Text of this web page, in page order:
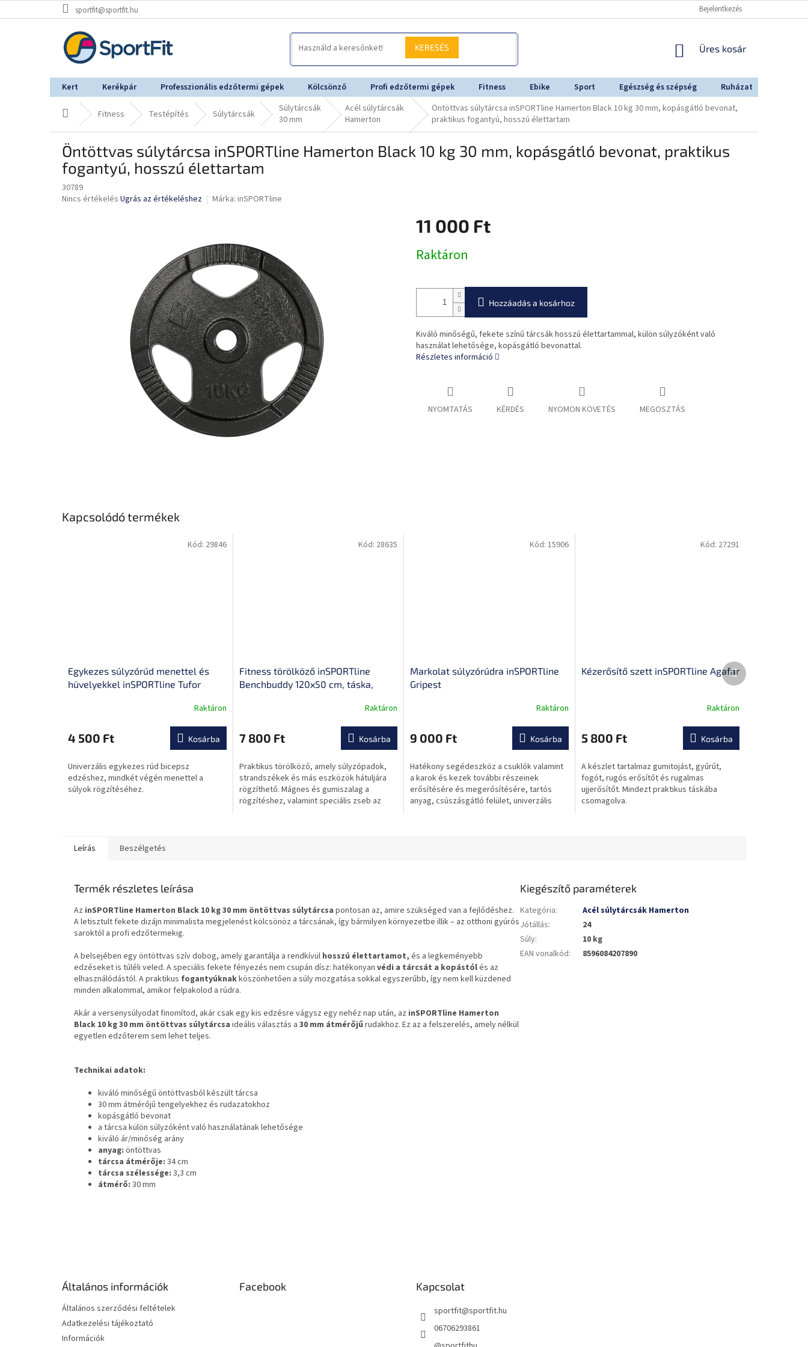
a
sportfit@sportfit.hu Bejelentkezés
KERESÉS KOSÁR
Üres kosár
Kert Kerékpár Professzionális edzőtermi gépek Kölcsönző Profi edzőtermi gépek Fitness Ebike Sport Egészség és szépség Ruházat
KezdőlapFitness Testépítés Súlytárcsák
Súlytárcsák
30 mm
Acél súlytárcsák
Hamerton
Öntöttvas súlytárcsa inSPORTline Hamerton Black 10 kg 30 mm, kopásgátló bevonat,
praktikus fogantyú, hosszú élettartam
Öntöttvas súlytárcsa inSPORTline Hamerton Black 10 kg 30 mm, kopásgátló bevonat, praktikus
fogantyú, hosszú élettartam
30789
A
Nincs értékelés Ugrás az értékeléshez Márka: inSPORTline
11 000 Ft
Raktáron
Hozzáadás a kosárhoz
Kiváló minőségű, fekete színű tárcsák hosszú élettartammal, külön súlyzóként való
használat lehetősége, kopásgátló bevonattal.
Részletes információ
NYOMTATÁS KÉRDÉS NYOMON KÖVETÉS MEGOSZTÁS
Kapcsolódó termékek
Egykezes súlyzórúd menettel és
hüvelyekkel inSPORTline Tufor
tömítéssel ellátott záróhüvelyRaktáron
4 500 Ft Kosárba
Univerzális egykezes rúd bicepsz
edzéshez, mindkét végén menettel a
súlyok rögzítéséhez.
Kód: 29846
Fitness törölköző inSPORTline
Benchbuddy 120x50 cm, táska,
átlagos
értékelése
ből
0,0
csillag.
Raktáron
7 800 Ft Kosárba
Praktikus törölköző, amely súlyzópadok,
strandszékek és más eszközök hátuljára
rögzíthető. Mágnes és gumiszalag a
rögzítéshez, valamint speciális zseb az
Kód: 28635
Markolat súlyzórúdra inSPORTline
Gripest
átlagos
értékelése
ből
0,0
csillag.
Raktáron
9 000 Ft Kosárba
Hatékony segédeszköz a csuklók valamint
a karok és kezek további részeinek
erősítésére és megerősítésére, tartós
anyag, csúszásgátló felület, univerzális
Kód: 15906
Kézerősítő szett inSPORTline Agafar
átlagos
értékelése
ből
0,0
csillag.
Raktáron
5 800 Ft Kosárba
A készlet tartalmaz gumitojást, gyűrűt,
fogót, rugós erősítőt és rugalmas
ujjerősítőt. Mindezt praktikus táskába
csomagolva.
Kód: 27291
Következő
termék
Leírás Beszélgetés
Termék részletes leírása
Az inSPORTline Hamerton Black 10 kg30 mm öntöttvas súlytárcsa pontosan az, amire szükséged van a fejlődéshez.
A letisztult fekete dizájn minimalista megjelenést kölcsönöz a tárcsának, így bármilyen környezetbe illik – az otthoni gyúrós
saroktól a profi edzőtermekig.
A belsejében egy öntöttvas szív dobog, amely garantálja a rendkívül hosszú élettartamot, és a legkeményebb
edzéseket is túléli veled. A speciális fekete fényezés nem csupán dísz: hatékonyan védi a tárcsát a kopástólés az
elhasználódástól. A praktikus fogantyúknakköszönhetően a súly mozgatása sokkal egyszerűbb, így nem kell küzdened
minden alkalommal, amikor felpakolod a rúdra.
Akár a versenysúlyodat finomítod, akár csak egy kis edzésre vágysz egy nehéz nap után, az inSPORTline Hamerton
Black 10 kg30 mm öntöttvas súlytárcsa ideális választás a 30 mm átmérőjű rudakhoz. Ez az a felszerelés, amely nélkül
egyetlen edzőterem sem lehet teljes.
Technikai adatok:
kiváló minőségű öntöttvasból készült tárcsa
30 mm átmérőjű tengelyekhez és rudazatokhoz
kopásgátló bevonat
a tárcsa külön súlyzóként való használatának lehetősége
kiváló ár/minőség arány
anyag: öntöttvas
tárcsa átmérője: 34 cm
tárcsa szélessége: 3,3 cm
átmérő: 30 mm
Kiegészítő paraméterek
Kategória:
Acél súlytárcsák Hamerton
Jótállás:
24
Súly:
10 kg
EAN vonalkód: 8596084207890
Általános információk
Általános szerződési feltételek
Adatkezelési tájékoztató
Információk
Facebook Kapcsolat
sportfit@sportfit.hu
06706293861